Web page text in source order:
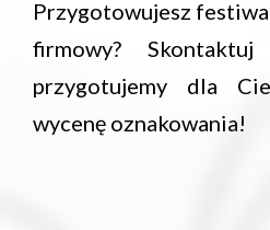
Przygotowujesz
firmowy?
przygotujemy dla
wycenę oznakowania!